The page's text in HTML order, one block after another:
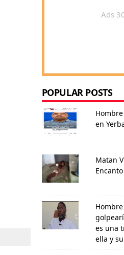
Ads
POPULAR POSTS
en
Matan
es una
ella y